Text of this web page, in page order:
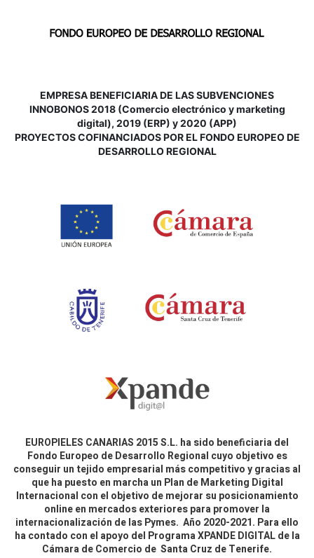
EMPRESA BENEFICIARIA DE LAS SUBVENCIONES
INNOBONOS 2018 (Comercio electrónico y marketing
digital), 2019 (ERP) y 2020 (APP)
PROYECTOS COFINANCIADOS POR EL FONDO EUROPEO DE
DESARROLLO REGIONAL
EUROPIELES CANARIAS 2015 S.L. ha sido beneficiaria del
Fondo Europeo de Desarrollo Regional cuyo objetivo es
conseguir un tejido empresarial más competitivo y gracias al
que ha puesto en marcha un Plan de Marketing Digital
Internacional con el objetivo de mejorar su posicionamiento
online en mercados exteriores para promover la
internacionalización de las Pymes. Año 2020-2021. Para ello
ha contado con el apoyo del Programa XPANDE DIGITAL de la
Cámara de Comercio de Santa Cruz de Tenerife.